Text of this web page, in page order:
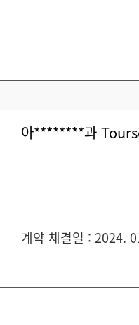
아********과
계약 체결일 : 2024.